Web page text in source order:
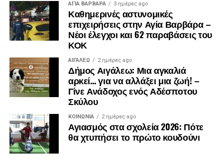
ΑΓΙΑ ΒΑΡΒΑΡΑ 3 ημέρες ago
Καθημερινές αστυνομικές
επιχειρήσεις στην Αγία Βαρβάρα –
Νέοι έλεγχοι και 62 παραβάσεις του
ΚΟΚ
ΑΙΓΑΛΕΩ 2 ημέρες ago
Δήμος Αιγάλεω: Μια αγκαλιά
αρκεί… για να αλλάξει μια ζωή! –
Γίνε Ανάδοχος ενός Αδέσποτου
Σκύλου
ΚΟΙΝΩΝΊΑ 2 ημέρες ago
Αγιασμός στα σχολεία 2026: Πότε
θα χτυπήσει το πρώτο κουδούνι